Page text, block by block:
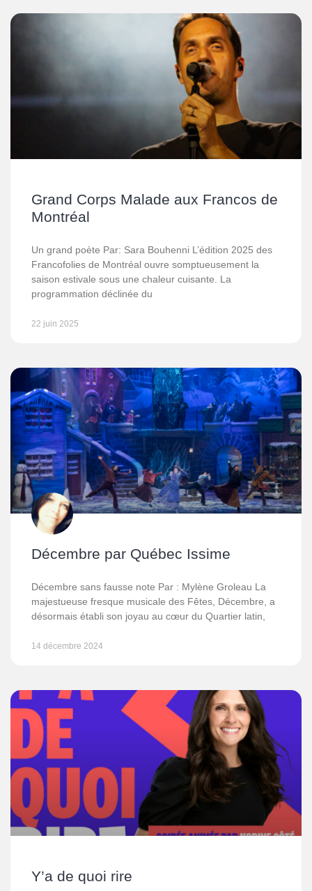
Grand Corps Malade aux Francos de
Montréal
Un grand poète Par: Sara Bouhenni L’édition 2025 des
Francofolies de Montréal ouvre somptueusement la
saison estivale sous une chaleur cuisante. La
programmation déclinée du
22 juin 2025
Décembre par Québec Issime
Décembre sans fausse note Par : Mylène Groleau La
majestueuse fresque musicale des Fêtes, Décembre, a
désormais établi son joyau au cœur du Quartier latin,
14 décembre 2024
Y’a de quoi rire